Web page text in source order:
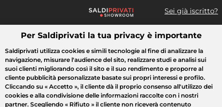
Sei già iscritto?
Cosa cerchi?
Tutte le vendite Moda Casa Bellezza Elettrodomestici
Per Saldiprivati la tua privacy è importante
Saldiprivati utilizza cookies e simili tecnologie al fine di analizzare la
navigazione, misurare l'audience del sito, realizzare studi e analisi sui
suoi clienti migliorando così il sito e il suo rendimento e proporre al
cliente pubblicità personalizzate basate sui propri interessi e profilo.
Cliccando su « Accetto », il cliente dà il proprio consenso all'utilizzo dei
cookies e alla condivisione delle informazioni raccolte con i nostri
partner. Scegliendo « Rifiuto » il cliente non riceverà contenuto